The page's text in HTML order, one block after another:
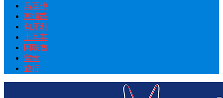
马耳他
塞浦路
匈牙利
土耳其
阿联酋
留学
旅行